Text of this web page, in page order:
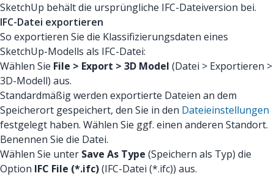
SketchUp behält die ursprüngliche IFC-Dateiversion bei.
IFC-Datei exportieren
So exportieren Sie die Klassifizierungsdaten eines
SketchUp-Modells als IFC-Datei:
Wählen Sie File > Export > 3D Model (Datei > Exportieren >
3D-Modell) aus.
Standardmäßig werden exportierte Dateien an dem
Speicherort gespeichert, den Sie in den Dateieinstellungen
festgelegt haben. Wählen Sie ggf. einen anderen Standort.
Benennen Sie die Datei.
Wählen Sie unter Save As Type (Speichern als Typ) die
Option IFC File (*.ifc)(IFC-Datei (*.ifc)) aus.